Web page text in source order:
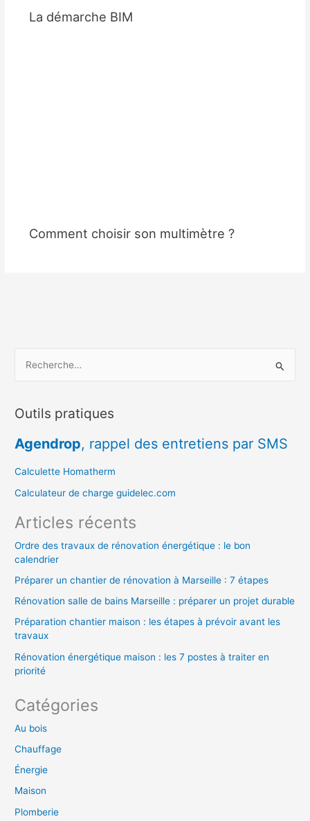
La démarche BIM
Comment choisir son multimètre ?
h
r
c
h
r
:
Outils pratiques
Agendrop, rappel des entretiens par SMS
Calculette Homatherm
Calculateur de charge guidelec.com
Articles récents
Ordre des travaux de rénovation énergétique : le bon
calendrier
Préparer un chantier de rénovation à Marseille : 7 étapes
Rénovation salle de bains Marseille : préparer un projet durable
Préparation chantier maison : les étapes à prévoir avant les
travaux
Rénovation énergétique maison : les 7 postes à traiter en
priorité
Catégories
Au bois
Chauffage
Énergie
Maison
Plomberie